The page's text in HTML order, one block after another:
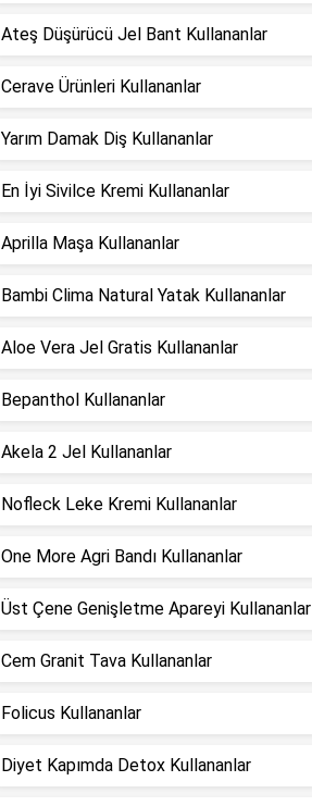
Ateş Düşürücü Jel Bant Kullananlar
Cerave Ürünleri Kullananlar
Yarım Damak Diş Kullananlar
En İyi Sivilce Kremi Kullananlar
Aprilla Maşa Kullananlar
Bambi Clima Natural Yatak Kullananlar
Aloe Vera Jel Gratis Kullananlar
Bepanthol Kullananlar
Akela 2 Jel Kullananlar
Nofleck Leke Kremi Kullananlar
One More Agri Bandı Kullananlar
Üst Çene Genişletme Apareyi Kullananlar
Cem Granit Tava Kullananlar
Folicus Kullananlar
Diyet Kapımda Detox Kullananlar